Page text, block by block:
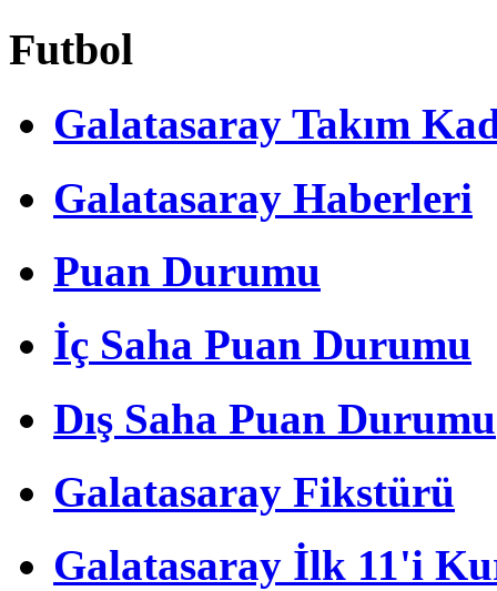
Futbol
Galatasaray Takım
Galatasaray Haberleri
Puan Durumu
İç Saha Puan Durumu
Dış Saha Puan Durumu
Galatasaray Fikstürü
Galatasaray İlk 11'i